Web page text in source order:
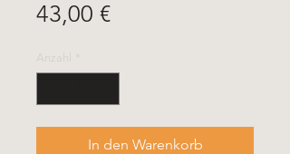
43,00 €Preis
Anzahl
In den Warenkorb